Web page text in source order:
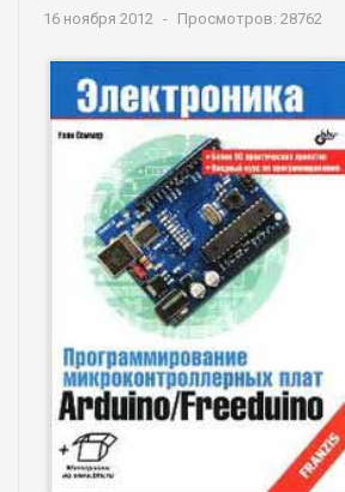
16 ноября 2012 Просмотров: 28762